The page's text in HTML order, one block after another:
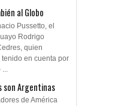
al Globo
Pussetto, el
Rodrigo
quien
en cuenta por
son Argentinas
de América